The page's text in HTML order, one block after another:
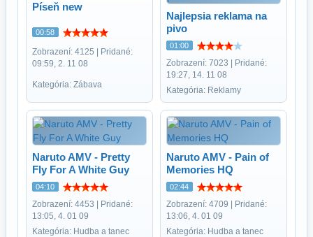
Píseň new
00:58
Zobrazení: 4125 | Pridané:
09:59, 2. 11 08
Kategória: Zábava
Najlepsia reklama na
pivo
01:00
Zobrazení: 7023 | Pridané:
19:27, 14. 11 08
Kategória: Reklamy
Naruto AMV - Pretty
Fly For A White Guy
04:10
Zobrazení: 4453 | Pridané:
13:05, 4. 01 09
Kategória: Hudba a tanec
Naruto AMV - Pain of
Memories HQ
02:44
Zobrazení: 4709 | Pridané:
13:06, 4. 01 09
Kategória: Hudba a tanec